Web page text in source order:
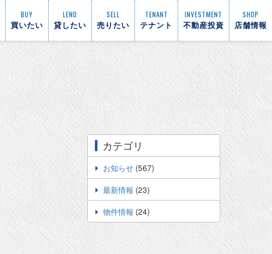
BUY
買いたい
LEND
貸したい
SELL
売りたい
TENANT
テナント
INVESTMENT
不動産投資
SHOP
店舗情報
カテゴリ
お知らせ(567)
最新情報 (23)
物件情報 (24)